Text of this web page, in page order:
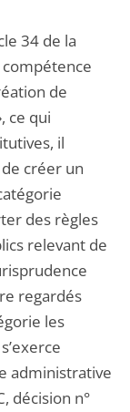
34 de la
de
ce qui
il
créer un
des règles
relevant de
regardés
les
administrative
décision n°